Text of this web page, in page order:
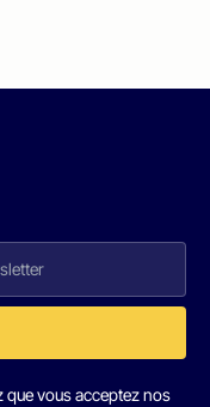
vous acceptez nos